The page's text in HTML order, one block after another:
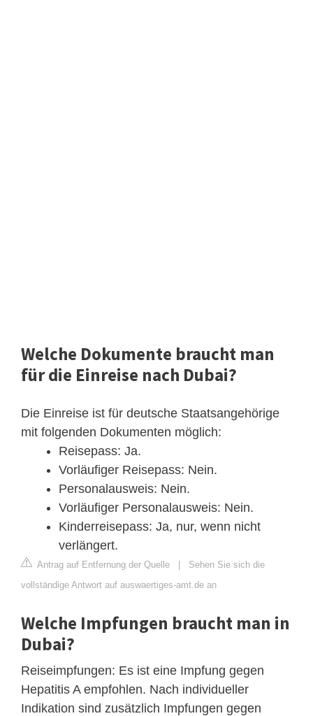
Welche Dokumente braucht man
für die Einreise nach Dubai?
Die Einreise ist für deutsche Staatsangehörige
mit folgenden Dokumenten möglich:
Reisepass: Ja.
Vorläufiger Reisepass: Nein.
Personalausweis: Nein.
Vorläufiger Personalausweis: Nein.
Kinderreisepass: Ja, nur, wenn nicht
verlängert.
Antrag auf Entfernung der Quelle | Sehen Sie sich die
vollständige Antwort auf auswaertiges-amt.de an
Welche Impfungen braucht man in
Dubai?
Reiseimpfungen: Es ist eine Impfung gegen
Hepatitis A empfohlen. Nach individueller
Indikation sind zusätzlich Impfungen gegen